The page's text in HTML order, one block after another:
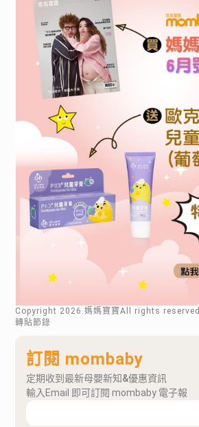
Copyright 2026 .媽媽寶寶All rights
轉貼節錄
訂閱 mombaby
定期收到最新母嬰新知&優惠資訊
輸入Email 即可訂閱 mombaby 電子報